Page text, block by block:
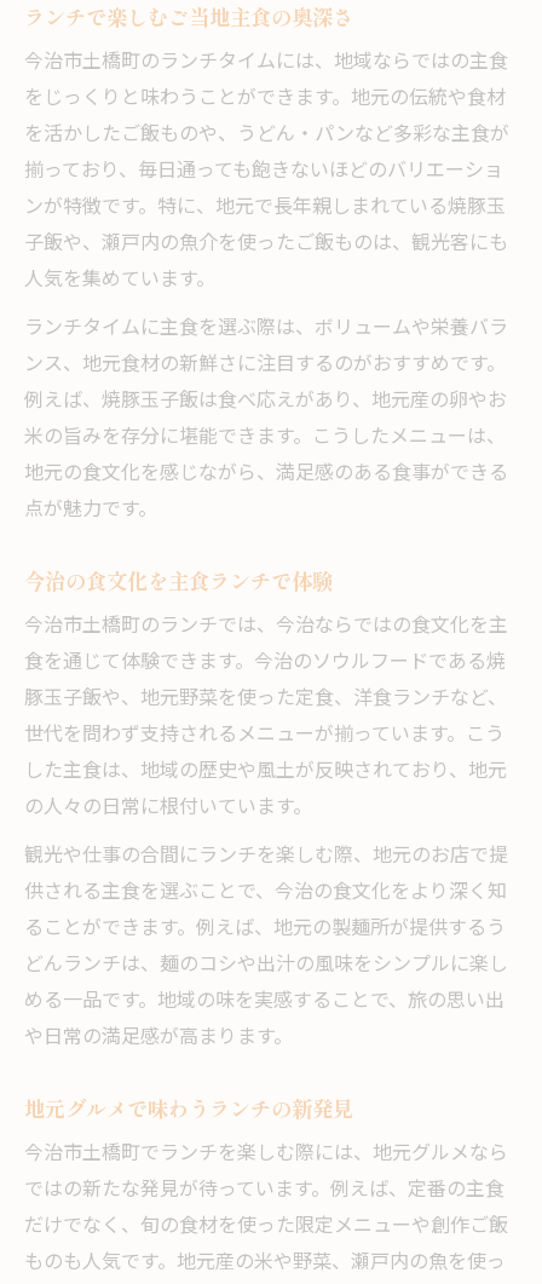
ランチで楽しむご当地主食の奥深さ
今治市土橋町のランチタイムには、地域ならではの主食
をじっくりと味わうことができます。地元の伝統や食材
を活かしたご飯ものや、うどん・パンなど多彩な主食が
揃っており、毎日通っても飽きないほどのバリエーショ
ンが特徴です。特に、地元で長年親しまれている焼豚玉
子飯や、瀬戸内の魚介を使ったご飯ものは、観光客にも
人気を集めています。
ランチタイムに主食を選ぶ際は、ボリュームや栄養バラ
ンス、地元食材の新鮮さに注目するのがおすすめです。
例えば、焼豚玉子飯は食べ応えがあり、地元産の卵やお
米の旨みを存分に堪能できます。こうしたメニューは、
地元の食文化を感じながら、満足感のある食事ができる
点が魅力です。
今治の食文化を主食ランチで体験
今治市土橋町のランチでは、今治ならではの食文化を主
食を通じて体験できます。今治のソウルフードである焼
豚玉子飯や、地元野菜を使った定食、洋食ランチなど、
世代を問わず支持されるメニューが揃っています。こう
した主食は、地域の歴史や風土が反映されており、地元
の人々の日常に根付いています。
観光や仕事の合間にランチを楽しむ際、地元のお店で提
供される主食を選ぶことで、今治の食文化をより深く知
ることができます。例えば、地元の製麺所が提供するう
どんランチは、麺のコシや出汁の風味をシンプルに楽し
める一品です。地域の味を実感することで、旅の思い出
や日常の満足感が高まります。
地元グルメで味わうランチの新発見
今治市土橋町でランチを楽しむ際には、地元グルメなら
ではの新たな発見が待っています。例えば、定番の主食
だけでなく、旬の食材を使った限定メニューや創作ご飯
ものも人気です。地元産の米や野菜、瀬戸内の魚を使っ